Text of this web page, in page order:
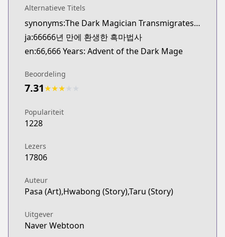
Webtoons
https://www.webtoons.com/en/fantasy/66666-
Naver Series
Naver Series
Naver Webtoon
Naver Webtoon
Alternatieve Titels
synonyms:The Dark Magician Transmigrates After 66666 Years,Black Mage Reborn After 66666 Years,66666-nyeon Man-e Hwangsaenghan Heukmabeopsa
ja:66666년 만에 환생한 흑마법사
en:66,666 Years: Advent of the Dark Mage
Beoordeling
7.31★★★
Populariteit
1228
Lezers
17806
Auteur
Pasa (Art),Hwabong (Story),Taru (Story)
Uitgever
Naver Webtoon